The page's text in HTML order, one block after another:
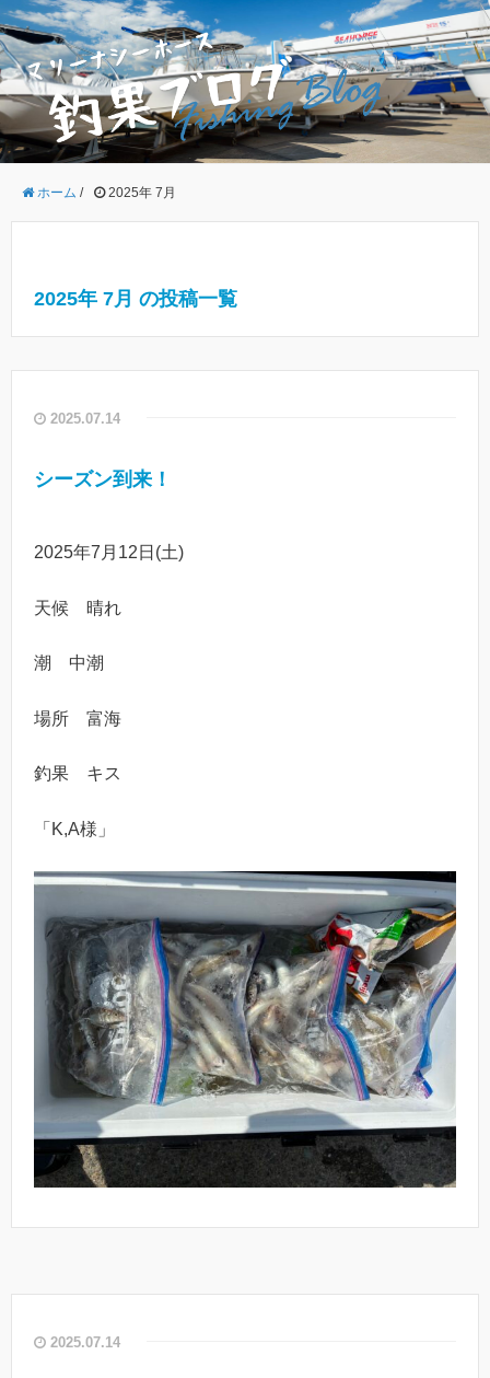
ホーム / 2025年 7月
2025年 7月 の投稿一覧
2025.07.14
シーズン到来！
2025年7月12日(土)
天候 晴れ
潮 中潮
場所 富海
釣果 キス
「K,A様」
2025.07.14